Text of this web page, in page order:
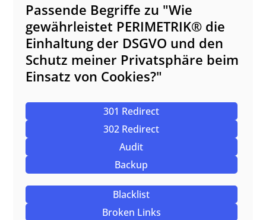
Passende Begriffe zu "Wie
gewährleistet PERIMETRIK® die
Einhaltung der DSGVO und den
Schutz meiner Privatsphäre beim
Einsatz von Cookies?"
301 Redirect
302 Redirect
Audit
Backup
Blacklist
Broken Links